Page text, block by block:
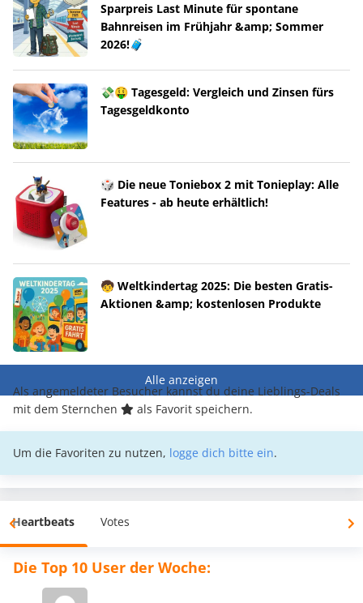
Sparpreis Last Minute für spontane
Bahnreisen im Frühjahr &amp; Sommer
2026!🧳
💸🤑 Tagesgeld: Vergleich und Zinsen fürs
Tagesgeldkonto
🎲 Die neue Toniebox 2 mit Tonieplay: Alle
Features - ab heute erhältlich!
🧒 Weltkindertag 2025: Die besten Gratis-
Aktionen &amp; kostenlosen Produkte
Alle anzeigen
Als angemeldeter Besucher kannst du deine Lieblings-Deals
mit dem Sternchen
als Favorit speichern.
Um die Favoriten zu nutzen, logge dich bitte ein.
Heartbeats Votes
Die Top 10 User der Woche: